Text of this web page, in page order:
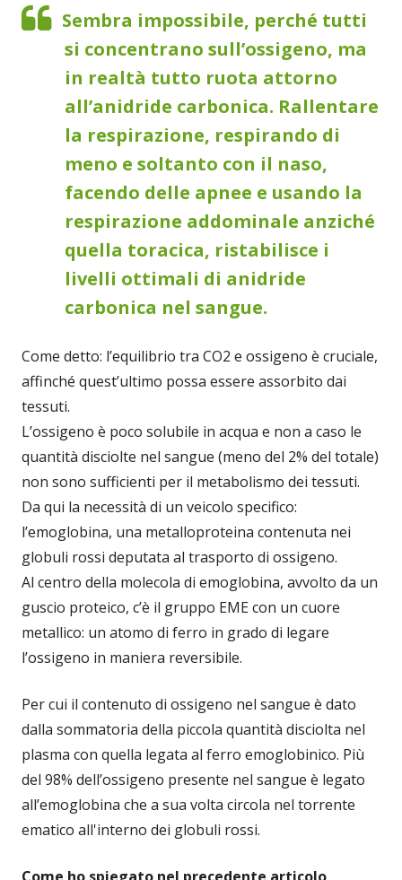
Sembra impossibile, perché tutti
si concentrano sull’ossigeno, ma
in realtà tutto ruota attorno
all’anidride carbonica. Rallentare
la respirazione, respirando di
meno e soltanto con il naso,
facendo delle apnee e usando la
respirazione addominale anziché
quella toracica, ristabilisce i
livelli ottimali di anidride
carbonica nel sangue.
Come detto: l’equilibrio tra CO2 e ossigeno è cruciale,
affinché quest’ultimo possa essere assorbito dai
tessuti.
L’ossigeno è poco solubile in acqua e non a caso le
quantità disciolte nel sangue (meno del 2% del totale)
non sono sufficienti per il metabolismo dei tessuti.
Da qui la necessità di un veicolo specifico:
l’emoglobina, una metalloproteina contenuta nei
globuli rossi deputata al trasporto di ossigeno.
Al centro della molecola di emoglobina, avvolto da un
guscio proteico, c’è il gruppo EME con un cuore
metallico: un atomo di ferro in grado di legare
l’ossigeno in maniera reversibile.
Per cui il contenuto di ossigeno nel sangue è dato
dalla sommatoria della piccola quantità disciolta nel
plasma con quella legata al ferro emoglobinico. Più
del 98% dell’ossigeno presente nel sangue è legato
all’emoglobina che a sua volta circola nel torrente
ematico all'interno dei globuli rossi.